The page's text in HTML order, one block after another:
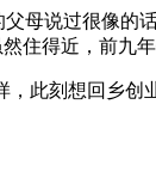
父母说过很像
住得近，前九
此刻想回乡创